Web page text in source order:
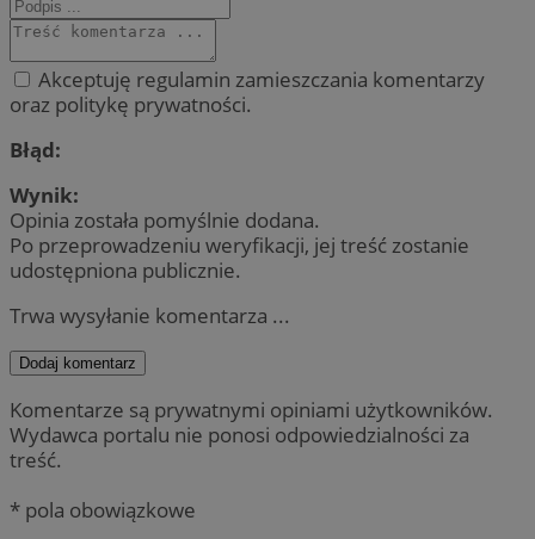
Akceptuję regulamin zamieszczania komentarzy
oraz politykę prywatności.
Błąd:
Wynik:
Opinia została pomyślnie dodana.
Po przeprowadzeniu weryfikacji, jej treść zostanie
udostępniona publicznie.
Trwa wysyłanie komentarza ...
Dodaj komentarz
Komentarze są prywatnymi opiniami użytkowników.
Wydawca portalu nie ponosi odpowiedzialności za
treść.
* pola obowiązkowe